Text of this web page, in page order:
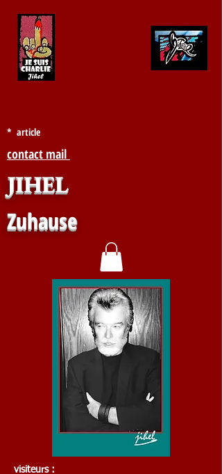
* article
contact mail
JIHEL
Zuhause
visiteurs :